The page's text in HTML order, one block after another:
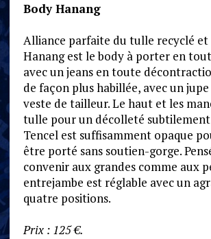
Body Hanang
Alliance parfaite du tulle recyclé et
Hanang est le body à porter en
avecun jeans en toute
de façon plus habillée, avec un
veste de tailleur. Le haut et les
tulle pour un décolleté subtilement
Tencel est suffisamment opaque
être porté sans soutien-gorge.
convenir aux grandes comme aux
entrejambe est réglable avec un
quatre positions.
Prix : 125 €.